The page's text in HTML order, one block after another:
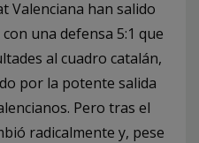
Valenciana han salido
una defensa 5:1 que
al cuadro catalán,
por la potente salida
Pero tras el
radicalmente y, pese